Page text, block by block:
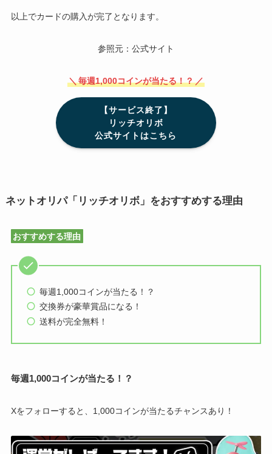
以上でカードの購入が完了となります。
参照元：公式サイト
＼毎週1,000コインが当たる！？／
【サービス終了】
リッチオリボ
公式サイトはこちら
ネットオリパ「リッチオリボ」をおすすめする理由
おすすめする理由
毎週1,000コインが当たる！？
交換券が豪華賞品になる！
送料が完全無料！
毎週1,000コインが当たる！？
Xをフォローすると、1,000コインが当たるチャンスあり！